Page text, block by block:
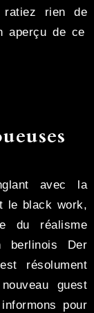
rien de
aperçu de ce
avec la
le black work,
du réalisme
berlinois Der
résolument
guest
pour